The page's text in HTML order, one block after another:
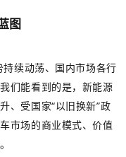
图
续动荡、国内市场各行
们能看到的是，新能源
、受国家“以旧换新”政
市场的商业模式、价值